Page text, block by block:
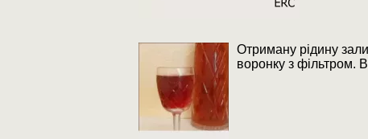
Отриману рідину
воронку з фільтром.